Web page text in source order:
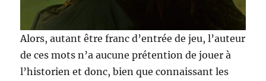
Alors, autant être franc d’entrée de jeu, l’auteur
de ces mots n’a aucune prétention de jouer à
l’historien et donc, bien que connaissant les